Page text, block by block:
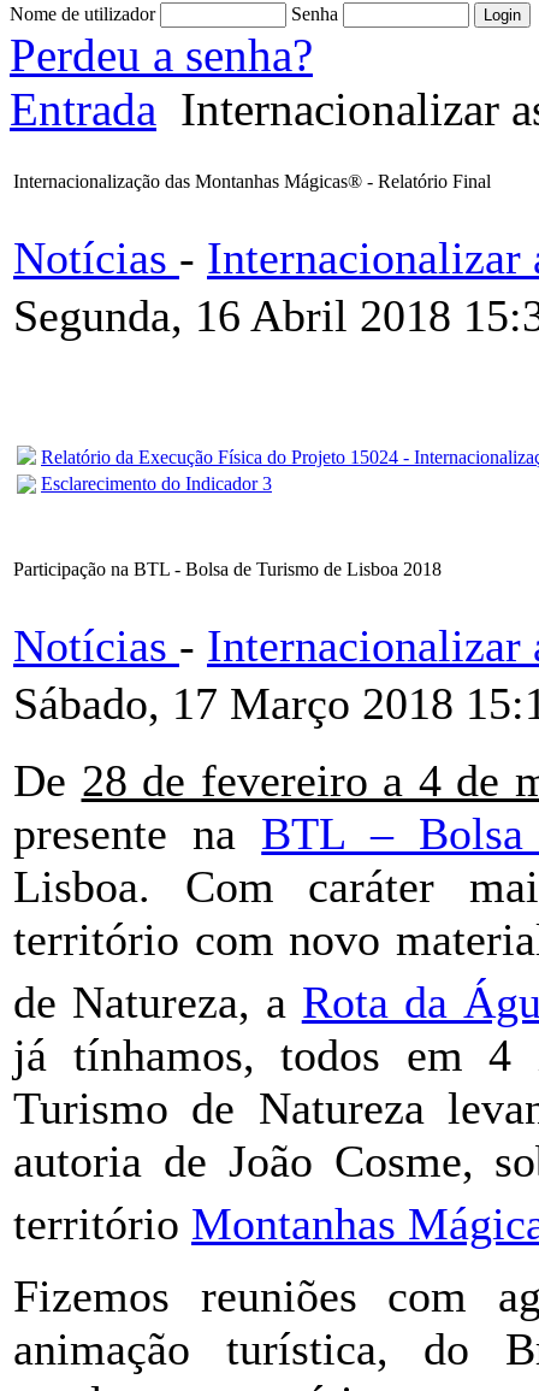
Nome de utilizador Senha
Perdeu a senha?
Entrada Internacionalizar
Internacionalização das Montanhas Mágicas® - Relatório Final
Notícias - Internacionalizar
Segunda, 16 Abril 2018
Relatório da Execução Física do Projeto 15024 -
Esclarecimento do Indicador 3
Participação na BTL - Bolsa de Turismo de Lisboa 2018
Notícias - Internacionalizar
Sábado, 17 Março 2018
De 28 de fevereiro a 4 de
presente na BTL – Bolsa
Lisboa. Com caráter
território com novo
de Natureza, a Rota da
já tínhamos, todos em 4
Turismo de Natureza
autoria de João Cosme,
território Montanhas
Fizemos reuniões com
animação turística, do